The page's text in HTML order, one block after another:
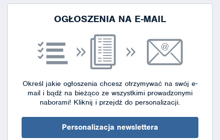
OGŁOSZENIA NA E-MAIL
Określ jakie ogłoszenia chcesz otrzymywać na swój e-
mail i bądź na bieżąco ze wszystkimi prowadzonymi
naborami! Kliknij i przejdź do personalizacji.
Personalizacja newslettera